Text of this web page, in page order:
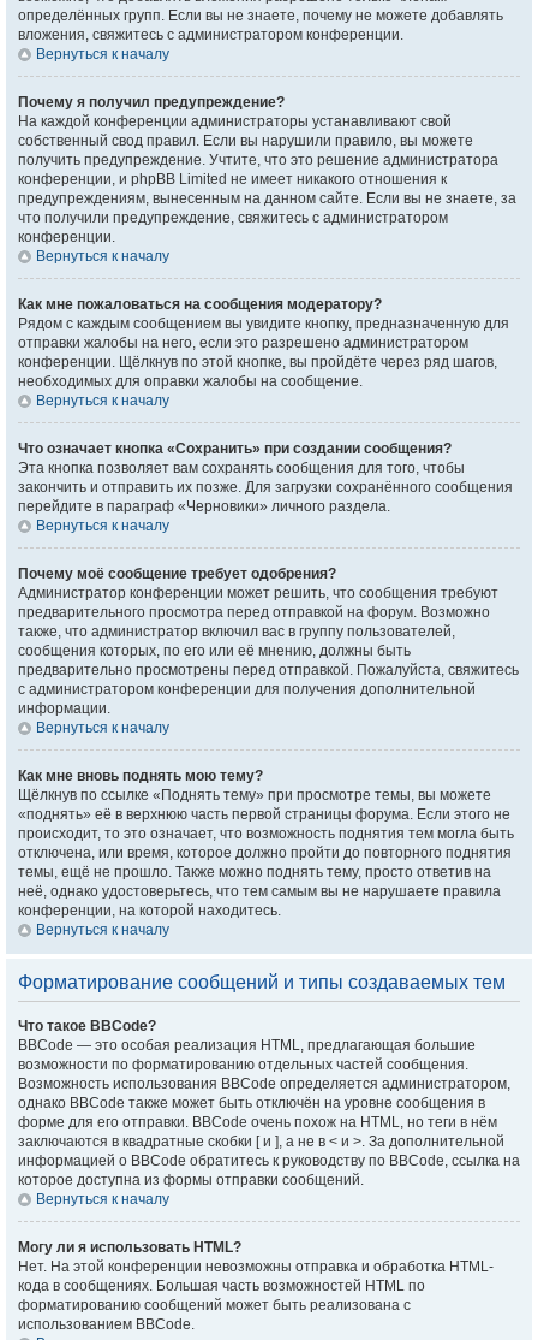
определённых групп. Если вы не знаете, почему не можете добавлять
вложения, свяжитесь с администратором конференции.
Вернуться к началу
Почему я получил предупреждение?
На каждой конференции администраторы устанавливают свой
собственный свод правил. Если вы нарушили правило, вы можете
получить предупреждение. Учтите, что это решение администратора
конференции, и phpBB Limited не имеет никакого отношения к
предупреждениям, вынесенным на данном сайте. Если вы не знаете, за
что получили предупреждение, свяжитесь с администратором
конференции.
Вернуться к началу
Как мне пожаловаться на сообщения модератору?
Рядом с каждым сообщением вы увидите кнопку, предназначенную для
отправки жалобы на него, если это разрешено администратором
конференции. Щёлкнув по этой кнопке, вы пройдёте через ряд шагов,
необходимых для оправки жалобы на сообщение.
Вернуться к началу
Что означает кнопка «Сохранить» при создании сообщения?
Эта кнопка позволяет вам сохранять сообщения для того, чтобы
закончить и отправить их позже. Для загрузки сохранённого сообщения
перейдите в параграф «Черновики» личного раздела.
Вернуться к началу
Почему моё сообщение требует одобрения?
Администратор конференции может решить, что сообщения требуют
предварительного просмотра перед отправкой на форум. Возможно
также, что администратор включил вас в группу пользователей,
сообщения которых, по его или её мнению, должны быть
предварительно просмотрены перед отправкой. Пожалуйста, свяжитесь
с администратором конференции для получения дополнительной
информации.
Вернуться к началу
Как мне вновь поднять мою тему?
Щёлкнув по ссылке «Поднять тему» при просмотре темы, вы можете
«поднять» её в верхнюю часть первой страницы форума. Если этого не
происходит, то это означает, что возможность поднятия тем могла быть
отключена, или время, которое должно пройти до повторного поднятия
темы, ещё не прошло. Также можно поднять тему, просто ответив на
неё, однако удостоверьтесь, что тем самым вы не нарушаете правила
конференции, на которой находитесь.
Вернуться к началу
Форматирование сообщений и типы создаваемых тем
Что такое BBCode?
BBCode — это особая реализация HTML, предлагающая большие
возможности по форматированию отдельных частей сообщения.
Возможность использования BBCode определяется администратором,
однако BBCode также может быть отключён на уровне сообщения в
форме для его отправки. BBCode очень похож на HTML, но теги в нём
заключаются в квадратные скобки [ и ], а не в < и >. За дополнительной
информацией о BBCode обратитесь к руководству по BBCode, ссылка на
которое доступна из формы отправки сообщений.
Вернуться к началу
Могу ли я использовать HTML?
Нет. На этой конференции невозможны отправка и обработка HTML-
кода в сообщениях. Большая часть возможностей HTML по
форматированию сообщений может быть реализована с
использованием BBCode.